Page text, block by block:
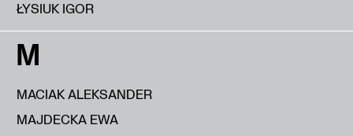
ŁYSIUK IGOR
M
MACIAK ALEKSANDER
MAJDECKA EWA